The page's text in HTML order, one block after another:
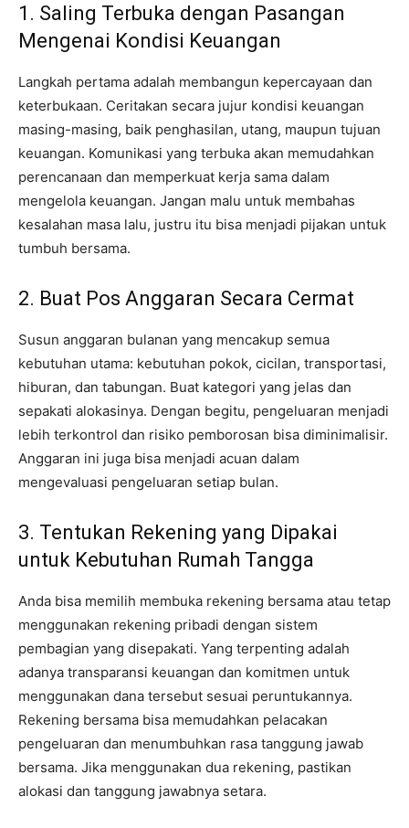
1. Saling Terbuka dengan Pasangan
Mengenai Kondisi Keuangan
Langkah pertama adalah membangun kepercayaan dan
keterbukaan. Ceritakan secara jujur kondisi keuangan
masing-masing, baik penghasilan, utang, maupun tujuan
keuangan. Komunikasi yang terbuka akan memudahkan
perencanaan dan memperkuat kerja sama dalam
mengelola keuangan. Jangan malu untuk membahas
kesalahan masa lalu, justru itu bisa menjadi pijakan untuk
tumbuh bersama.
2. Buat Pos Anggaran Secara Cermat
Susun anggaran bulanan yang mencakup semua
kebutuhan utama: kebutuhan pokok, cicilan, transportasi,
hiburan, dan tabungan. Buat kategori yang jelas dan
sepakati alokasinya. Dengan begitu, pengeluaran menjadi
lebih terkontrol dan risiko pemborosan bisa diminimalisir.
Anggaran ini juga bisa menjadi acuan dalam
mengevaluasi pengeluaran setiap bulan.
3. Tentukan Rekening yang Dipakai
untuk Kebutuhan Rumah Tangga
Anda bisa memilih membuka rekening bersama atau tetap
menggunakan rekening pribadi dengan sistem
pembagian yang disepakati. Yang terpenting adalah
adanya transparansi keuangan dan komitmen untuk
menggunakan dana tersebut sesuai peruntukannya.
Rekening bersama bisa memudahkan pelacakan
pengeluaran dan menumbuhkan rasa tanggung jawab
bersama. Jika menggunakan dua rekening, pastikan
alokasi dan tanggung jawabnya setara.